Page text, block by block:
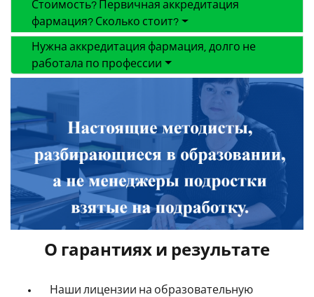
Стоимость? Первичная аккредитация
фармация? Сколько стоит?
Нужна аккредитация фармация, долго не
работала по профессии
О гарантиях и результате
Наши лицензии на образовательную